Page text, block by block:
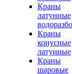
Краны
латунные
Краны
конусные
латунные
Краны
шаровые